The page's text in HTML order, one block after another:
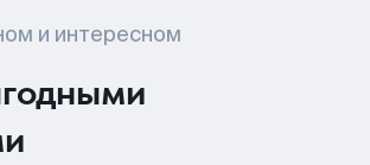
и интересном